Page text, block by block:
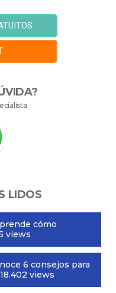
LIDOS
cómo
views
6 consejos para
views